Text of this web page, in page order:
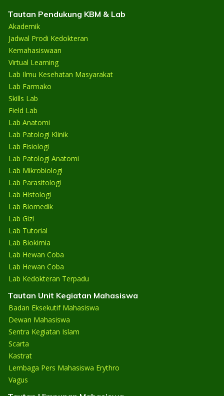
Tautan Pendukung KBM & Lab
Akademik
Jadwal Prodi Kedokteran
Kemahasiswaan
Virtual Learning
Lab Ilmu Kesehatan Masyarakat
Lab Farmako
Skills Lab
Field Lab
Lab Anatomi
Lab Patologi Klinik
Lab Fisiologi
Lab Patologi Anatomi
Lab Mikrobiologi
Lab Parasitologi
Lab Histologi
Lab Biomedik
Lab Gizi
Lab Tutorial
Lab Biokimia
Lab Hewan Coba
Lab Hewan Coba
Lab Kedokteran Terpadu
Tautan Unit Kegiatan Mahasiswa
Badan Eksekutif Mahasiswa
Dewan Mahasiswa
Sentra Kegiatan Islam
Scarta
Kastrat
Lembaga Pers Mahasiswa Erythro
Vagus